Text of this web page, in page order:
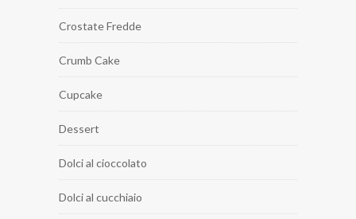
Crostate Fredde
Crumb Cake
Cupcake
Dessert
Dolci al cioccolato
Dolci al cucchiaio